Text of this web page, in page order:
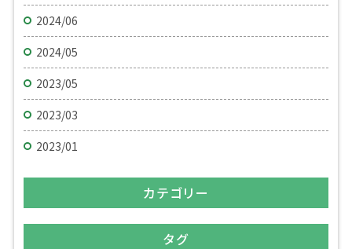
2024/06
2024/05
2023/05
2023/03
2023/01
カテゴリー
タグ